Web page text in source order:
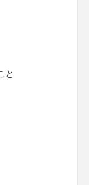
と